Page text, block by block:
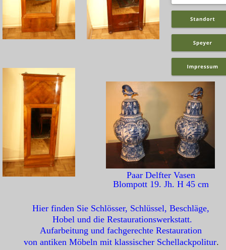
Hier finden Sie Schlösser, Schlüssel, Beschläge,
Hobel und die Restaurationswerkstatt.
Aufarbeitung und fachgerechte Restauration
von antiken Möbeln mit klassischer Schellackpolitur.
Paar Delfter Vasen
Blompott 19. Jh. H 45 cm